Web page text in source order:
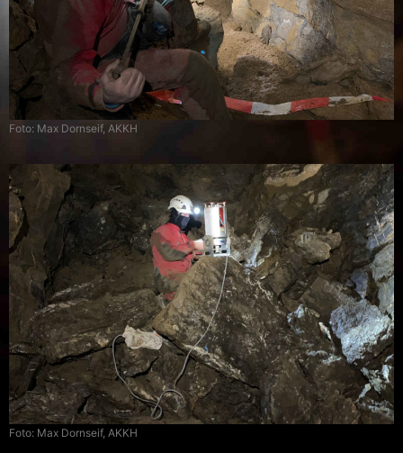
Foto: Max Dornseif, AKKH
Foto: Max Dornseif, AKKH